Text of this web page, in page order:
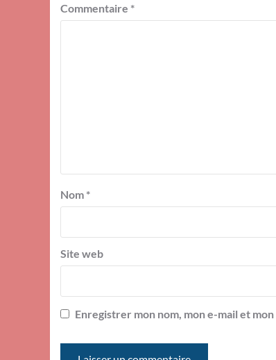
Commentaire *
Nom *
Site web
Enregistrer mon nom, mon e-mail et